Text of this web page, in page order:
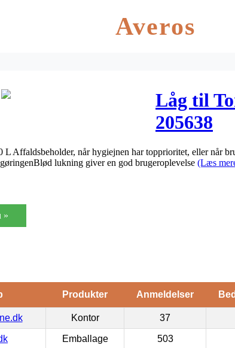
Averos
Låg til
205638
Affaldsbeholder, når hygiejnen har topprioritet, eller når
lukning giver en god brugeroplevelse (Læs
»
Produkter Anmeldelser
Kontor 37
Emballage 503